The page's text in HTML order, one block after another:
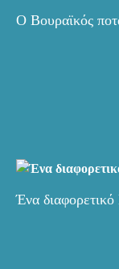
Ο Βουραϊκός
Ένα